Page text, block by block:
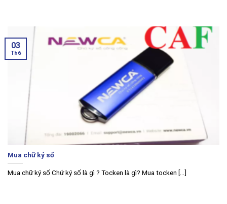
Mua chữ ký số
Mua chữ ký số Chứ ký số là gì ? Tocken là gì? Mua tocken [...]
03
Th6